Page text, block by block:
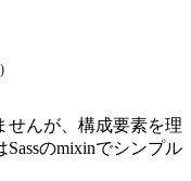
)
せんが、構成要素を理
のmixinでシンプル